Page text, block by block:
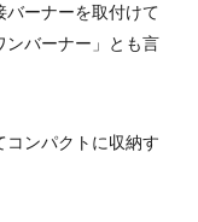
バーナーを取付けて
ンバーナー」とも言
コンパクトに収納す